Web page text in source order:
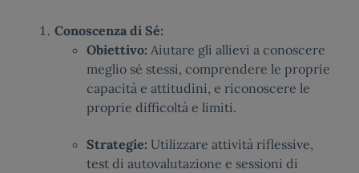
Conoscenza di Sé:
Obiettivo: Aiutare gli allievi a conoscere
meglio sé stessi, comprendere le proprie
capacità e attitudini, e riconoscere le
proprie difficoltà e limiti.
Strategie: Utilizzare attività riflessive,
test di autovalutazione e sessioni di